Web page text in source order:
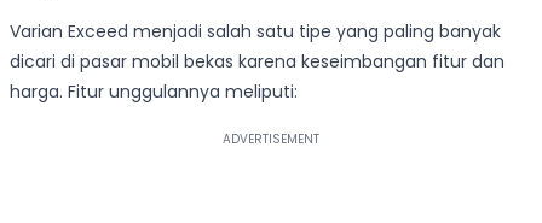
Varian Exceed menjadi salah satu tipe yang paling banyak
dicari di pasar mobil bekas karena keseimbangan fitur dan
harga. Fitur unggulannya meliputi: